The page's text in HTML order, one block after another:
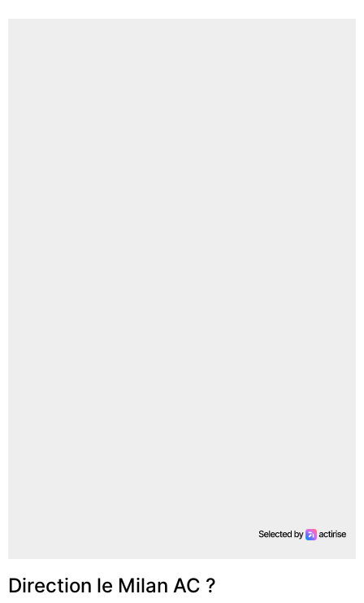
Direction le Milan AC ?